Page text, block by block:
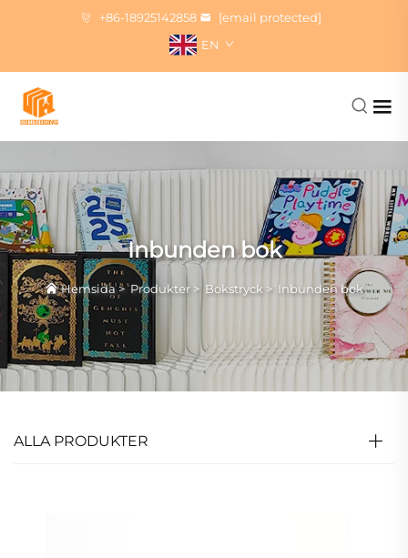
+86-18925142858
[email protected]
EN
Inbunden bok
Hemsida>Produkter > Bokstryck > Inbunden bok
ALLA PRODUKTER